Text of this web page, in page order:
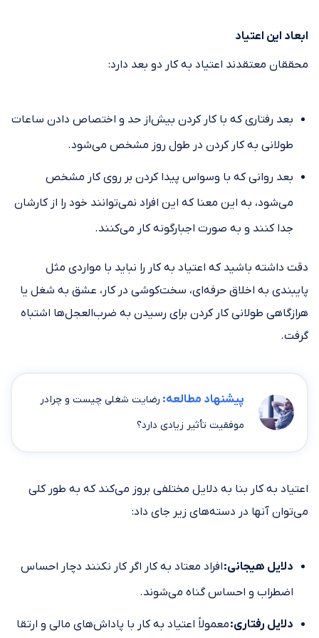
ابعاد این اعتیاد
محققان معتقدند اعتیاد به کار دو بعد دارد:
بعد رفتاری که با کار کردن بیش‌از حد و اختصاص دادن ساعات
طولانی به کار کردن در طول روز مشخص می‌شود.
بعد روانی که با وسواس پیدا کردن بر روی کار مشخص
می‌شود، به این معنا که این افراد نمی‌توانند خود را از کارشان
جدا کنند و به صورت اجبارگونه کار می‌کنند.
دقت داشته باشید که اعتیاد به کار را نباید با مواردی مثل
پایبندی به اخلاق حرفه‌ای، سخت‌کوشی در کار، عشق به شغل یا
هرازگاهی طولانی کار کردن برای رسیدن به ضرب‌العجل‌ها اشتباه
گرفت.
پیشنهاد مطالعه: رضایت شغلی چیست و چرا در
موفقیت تأثیر زیادی دارد؟
اعتیاد به کار بنا به دلایل مختلفی بروز می‌کند که به طور کلی
می‌توان آنها در دسته‌های زیر جای داد:
دلایل هیجانی:افراد معتاد به کار اگر کار نکنند دچار احساس
اضطراب و احساس گناه می‌شوند.
دلایل رفتاری:معمولاً اعتیاد به کار با پاداش‌های مالی و ارتقا